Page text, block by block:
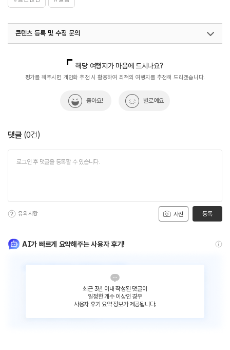
콘텐츠 등록 및 수정 문의
해당 여행지가 마음에 드시나요?
평가를 해주시면 개인화 추천 시 활용하여 최적의 여행지를 추천해 드리겠습니다.
좋아요! 별로예요
댓글 (0건)
사진
유의사항 등록
AI가 빠르게 요약해주는 사용자 후기!
최근 3년 이내 작성된 댓글이
일정한 개수 이상인 경우
사용자 후기 요약 정보가 제공됩니다.